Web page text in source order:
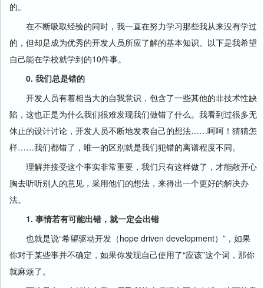
的。
在不断吸取经验的同时，我一直在努力学习那些我从来没有学过
的，但却是成为优秀的开发人员所应了解的基本知识。以下是我希望
自己能在学校就学到的10件事。
0. 我们总是错的
开发人员有着相当大的自我意识，包含了一些其他的非技术性缺
陷，这也正是为什么我们很难发现我们做错了什么。我看到过很多无
休止的设计讨论，开发人员不断地发表自己的想法……呵呵！猜猜怎
样……我们都错了，唯一的区别就是我们犯错的离谱程度不同。
理解并接受这个事实非常重要，我们只有这样做了，才能敞开心
胸去听听别人的意见，采用他们的想法，来得出一个更好的解决办
法。
1. 事情若有可能出错，就一定会出错
也就是说“希望驱动开发（hope driven development）”，如果
你对于某些事并不确定，如果你发现自己使用了“应该”这个词，那你
就麻烦了。